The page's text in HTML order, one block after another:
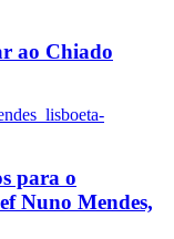
ao Chiado
para o
Nuno Mendes,